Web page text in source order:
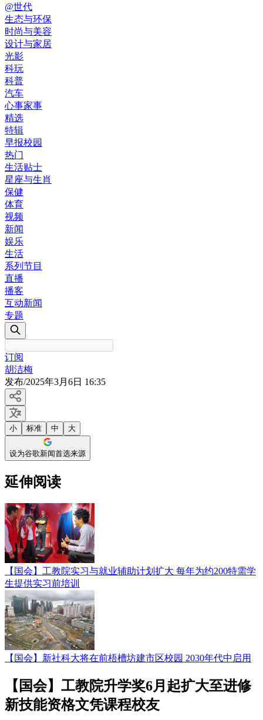
@世代
生态与环保
时尚与美容
设计与家居
光影
科玩
科普
汽车
心事家事
精选
特辑
早报校园
热门
生活贴士
星座与生肖
保健
体育
视频
新闻
娱乐
生活
系列节目
直播
播客
互动新闻
专题
订阅
胡洁梅
发布/2025年3月6日 16:35
小 标准 中 大
设为谷歌新闻首选来源
延伸阅读
【国会】工教院实习与就业辅助计划扩大 每年为约200特需学
生提供实习前培训
【国会】新社科大将在前梧槽坊建市区校园 2030年代中启用
【国会】工教院升学奖6月起扩大至进修
新技能资格文凭课程校友